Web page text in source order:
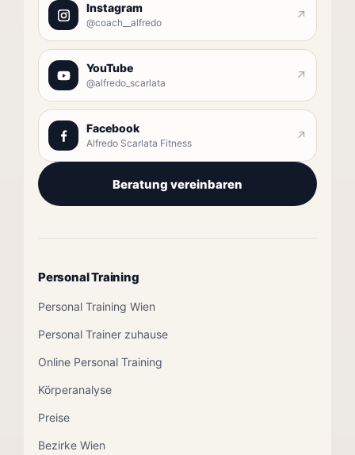
Instagram
@coach__alfredo ↗
YouTube
@alfredo_scarlata ↗
Facebook
Alfredo Scarlata Fitness ↗
Beratung vereinbaren
Personal Training
Personal Training Wien
Personal Trainer zuhause
Online Personal Training
Körperanalyse
Preise
Bezirke Wien